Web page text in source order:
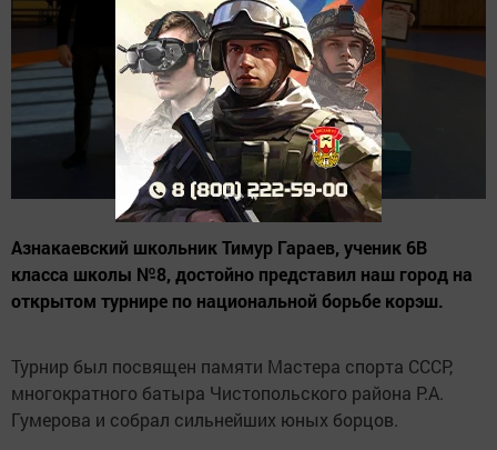
Азнакаевский школьник Тимур Гараев, ученик 6В
класса школы №8, достойно представил наш город на
открытом турнире по национальной борьбе корэш.
Турнир был посвящен памяти Мастера спорта СССР,
многократного батыра Чистопольского района Р.А.
Гумерова и собрал сильнейших юных борцов.